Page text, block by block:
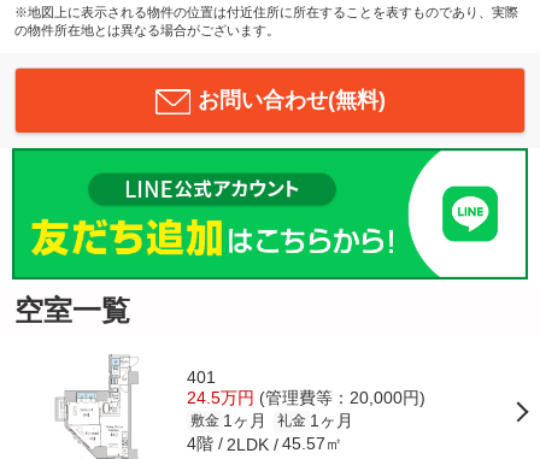
※地図上に表示される物件の位置は付近住所に所在することを表すものであり、実際
の物件所在地とは異なる場合がございます。
お問い合わせ(無料)
空室一覧
401
24.5万円 (管理費等：20,000円)
敷金 1ヶ月 礼金 1ヶ月
4階 2LDK 45.57㎡